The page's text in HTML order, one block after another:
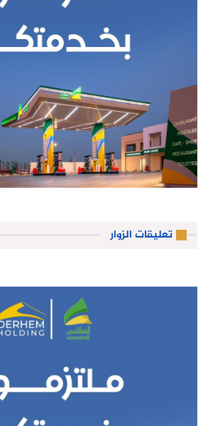
تعليقات الزوار